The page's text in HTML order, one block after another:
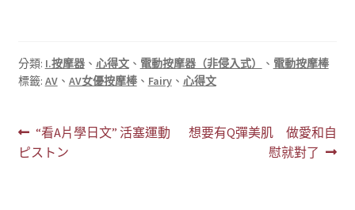
分類: I.按摩器、 心得文、 電動按摩器（非侵入式） 、 電動按摩棒
標籤: AV、 AV女優按摩棒、 Fairy、 心得文
文
章
上
一
“看A片學日文” 活塞運動
ピストン
下
想要有Q彈美肌 做愛和自
慰就對了